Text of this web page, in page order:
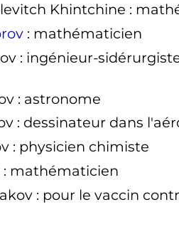
Khintchine :
: mathématicien
: ingénieur-
: astronome
: dessinateur dans
: physicien chimiste
: mathématicien
: pour le vaccin